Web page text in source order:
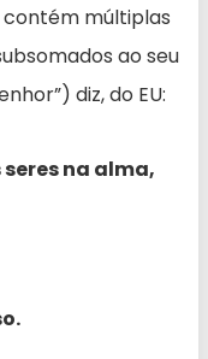
contém múltiplas
ao seu
diz, do EU:
na alma,